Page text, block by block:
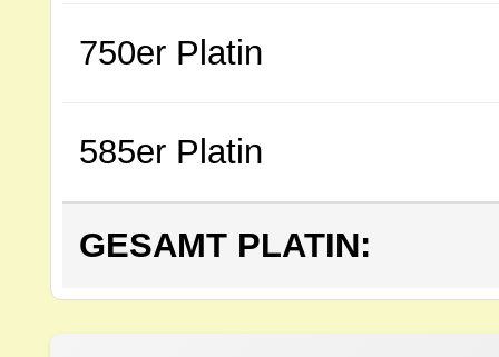
750er Platin
585er Platin
GESAMT PLATIN: